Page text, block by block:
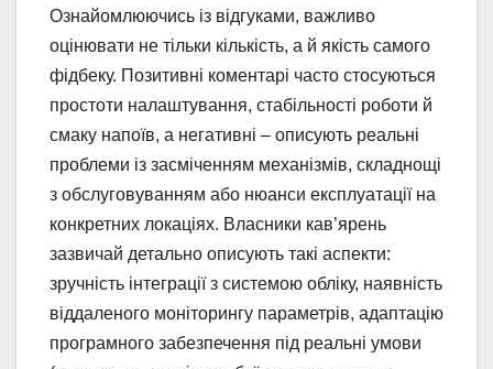
Ознайомлюючись із відгуками, важливо
оцінювати не тільки кількість, а й якість самого
фідбеку. Позитивні коментарі часто стосуються
простоти налаштування, стабільності роботи й
смаку напоїв, а негативні – описують реальні
проблеми із засміченням механізмів, складнощі
з обслуговуванням або нюанси експлуатації на
конкретних локаціях. Власники кав’ярень
зазвичай детально описують такі аспекти:
зручність інтеграції з системою обліку, наявність
віддаленого моніторингу параметрів, адаптацію
програмного забезпечення під реальні умови